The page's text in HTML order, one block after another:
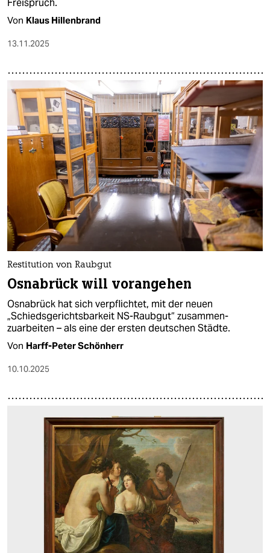
Freispruch.
Von Klaus Hillenbrand
13.11.2025
Restitution von Raubgut
Osnabrück will vorangehen
Osnabrück hat sich verpflichtet, mit der neuen
„Schiedsgerichtsbarkeit NS-Raubgut“ zusammen­
zuarbeiten – als eine der ersten deutschen Städte.
Von Harff-Peter Schönherr
10.10.2025